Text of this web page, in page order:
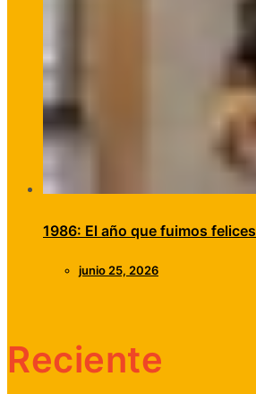
1986: El año que fuimos felices
junio 25, 2026
Reciente